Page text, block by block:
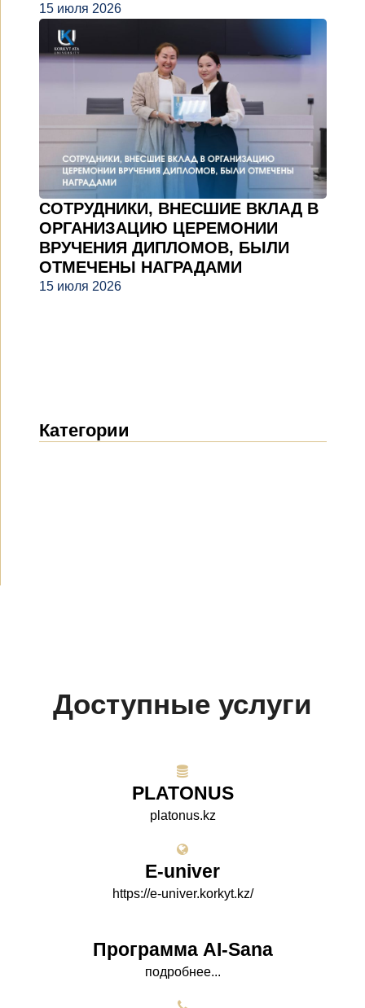
15 июля 2026
СОТРУДНИКИ, ВНЕСШИЕ ВКЛАД В
ОРГАНИЗАЦИЮ ЦЕРЕМОНИИ
ВРУЧЕНИЯ ДИПЛОМОВ, БЫЛИ
ОТМЕЧЕНЫ НАГРАДАМИ
15 июля 2026
Категории
Доступные услуги
PLATONUS
platonus.kz
E-univer
https://e-univer.korkyt.kz/
Программа AI-Sana
подробнее...